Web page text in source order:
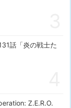
話「炎の戦士た
Z.E.R.O.